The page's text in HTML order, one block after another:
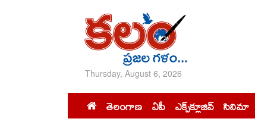
Thursday, August 6, 2026
తెలంగాణ ఏపీ ఎక్స్‌క్లూజివ్‌ సినిమా